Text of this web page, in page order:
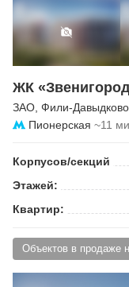
ЖК
ЗАО, Фили-Давыдково
Пионерская ~11
Корпусов/секций
Этажей:
Квартир:
Объектов в продаже